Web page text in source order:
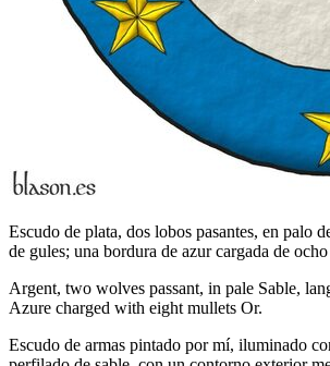
Escudo de plata, dos lobos pasantes, en palo
de gules; una bordura de azur cargada de
Argent, two wolves passant, in pale Sable,
Azure charged with eight mullets Or.
Escudo de armas pintado por mí, iluminado